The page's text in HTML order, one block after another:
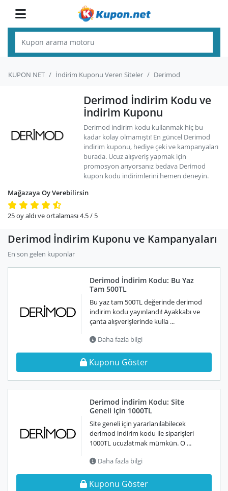
KUPON NET İndirim Kuponu Veren Siteler Derimod
Mağazaya Oy Verebilirsin
25oy aldı ve ortalaması4.5/ 5
Derimod İndirim Kodu ve
İndirim Kuponu
Derimod indirim kodu kullanmak hiç bu
kadar kolay olmamıştı! En güncel Derimod
indirim kuponu, hediye çeki ve kampanyaları
burada. Ucuz alışveriş yapmak için
promosyon arıyorsanız bedava Derimod
kupon kodu indirimlerini hemen deneyin.
Derimod İndirim Kuponu ve Kampanyaları
En son gelen kuponlar
Derimod İndirim Kodu: Bu Yaz
Tam 500TL
Bu yaz tam 500TL değerinde derimod
indirim kodu yayınlandı! Ayakkabı ve
çanta alışverişlerinde kulla ...
Daha fazla bilgi
Kuponu Göster
Derimod İndirim Kodu: Site
Geneli için 1000TL
Site geneli için yararlanılabilecek
derimod indirim kodu ile siparişleri
1000TL ucuzlatmak mümkün. O ...
Daha fazla bilgi
Kuponu Göster